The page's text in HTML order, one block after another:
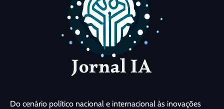
Do cenário político nacional e internacional às inovações